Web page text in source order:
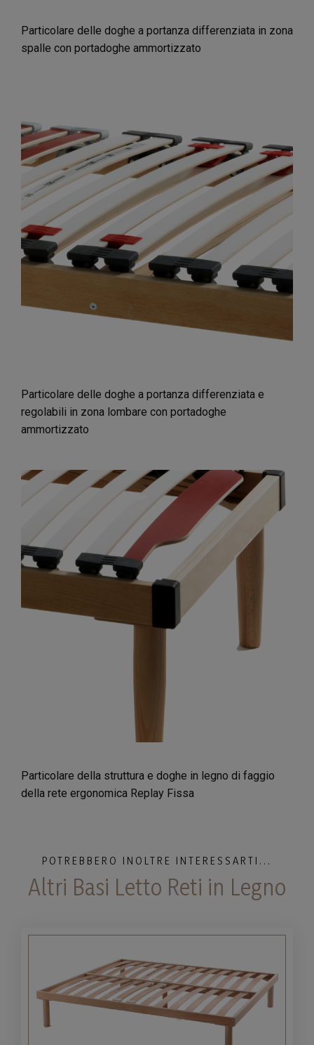
Particolare delle doghe a portanza differenziata in zona
spalle con portadoghe ammortizzato
Particolare delle doghe a portanza differenziata e
regolabili in zona lombare con portadoghe
ammortizzato
Particolare della struttura e doghe in legno di faggio
della rete ergonomica Replay Fissa
POTREBBERO INOLTRE INTERESSARTI...
Altri Basi Letto Reti in Legno